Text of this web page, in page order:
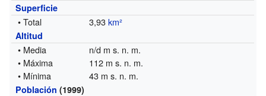
Superficie
• Total 3,93km²
Altitud
• Media
n/d m s. n. m.
• Máxima
112 m s. n. m.
• Mínima
43 m s. n. m.
Población (1999)